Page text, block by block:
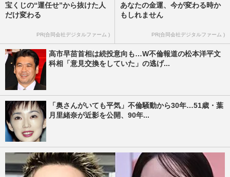
宝くじの“運任せ”から抜けた人
だけ変わる
PR(合同会社デジタルファーム )
あなたの金運、今が変わる時か
もしれません
PR(合同会社デジタルファーム )
高市早苗首相は続投意向も…W不倫報道の松本洋平文
科相「意見交換をしていた」の逃げ...
「奥さんがいても平気」不倫騒動から30年…51歳・葉
月里緒奈が近影を公開、90年...